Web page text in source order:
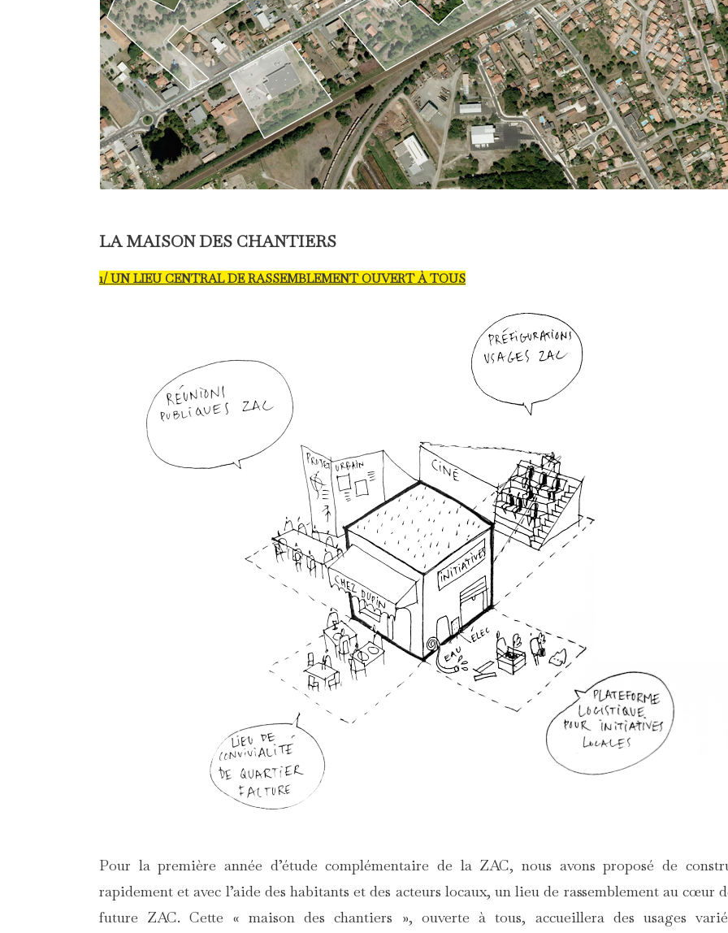
LA MAISON DES CHANTIERS
1/ UN LIEU CENTRAL DE RASSEMBLEMENT OUVERT À TOUS
Pour la première année d’étude complémentaire de la ZAC, nous avons proposé de
rapidement et avec l’aide des habitants et des acteurs locaux, un lieu de rassemblement au cœur
future ZAC. Cette « maison des chantiers », ouverte à tous, accueillera des usages